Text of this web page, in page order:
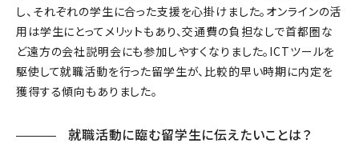
し、それぞれの学生に合った支援を心掛けました。オンラインの活
用は学生にとってメリットもあり、交通費の負担なしで首都圏な
ど遠方の会社説明会にも参加しやすくなりました。ICTツールを
駆使して就職活動を行った留学生が、比較的早い時期に内定を
獲得する傾向もありました。
就職活動に臨む留学生に伝えたいことは？